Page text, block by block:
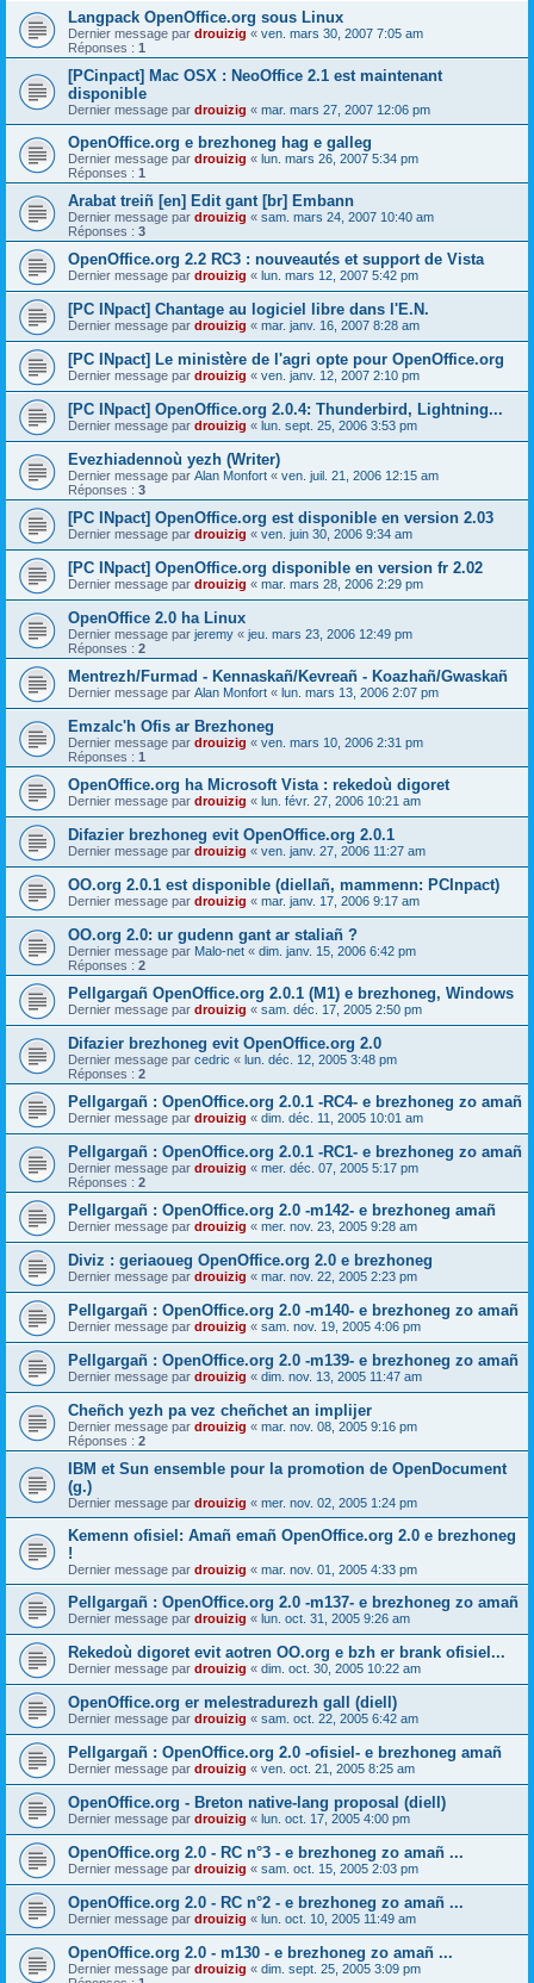
Langpack OpenOffice.org sous Linux
Dernier message par drouizig « ven. mars 30, 2007 7:05 am
Réponses : 1
[PCinpact] Mac OSX : NeoOffice 2.1 est maintenant
disponible
Dernier message par drouizig « mar. mars 27, 2007 12:06 pm
OpenOffice.org e brezhoneg hag e galleg
Dernier message par drouizig « lun. mars 26, 2007 5:34 pm
Réponses : 1
Arabat treiñ [en] Edit gant [br] Embann
Dernier message par drouizig « sam. mars 24, 2007 10:40 am
Réponses : 3
OpenOffice.org 2.2 RC3 : nouveautés et support de Vista
Dernier message par drouizig « lun. mars 12, 2007 5:42 pm
[PC INpact] Chantage au logiciel libre dans l'E.N.
Dernier message par drouizig « mar. janv. 16, 2007 8:28 am
[PC INpact] Le ministère de l'agri opte pour OpenOffice.org
Dernier message par drouizig « ven. janv. 12, 2007 2:10 pm
[PC INpact] OpenOffice.org 2.0.4: Thunderbird, Lightning...
Dernier message par drouizig « lun. sept. 25, 2006 3:53 pm
Evezhiadennoù yezh (Writer)
Dernier message par Alan Monfort « ven. juil. 21, 2006 12:15 am
Réponses : 3
[PC INpact] OpenOffice.org est disponible en version 2.03
Dernier message par drouizig « ven. juin 30, 2006 9:34 am
[PC INpact] OpenOffice.org disponible en version fr 2.02
Dernier message par drouizig « mar. mars 28, 2006 2:29 pm
OpenOffice 2.0 ha Linux
Dernier message par jeremy « jeu. mars 23, 2006 12:49 pm
Réponses : 2
Mentrezh/Furmad - Kennaskañ/Kevreañ - Koazhañ/Gwaskañ
Dernier message par Alan Monfort « lun. mars 13, 2006 2:07 pm
Emzalc'h Ofis ar Brezhoneg
Dernier message par drouizig « ven. mars 10, 2006 2:31 pm
Réponses : 1
OpenOffice.org ha Microsoft Vista : rekedoù digoret
Dernier message par drouizig « lun. févr. 27, 2006 10:21 am
Difazier brezhoneg evit OpenOffice.org 2.0.1
Dernier message par drouizig « ven. janv. 27, 2006 11:27 am
OO.org 2.0.1 est disponible (diellañ, mammenn: PCInpact)
Dernier message par drouizig « mar. janv. 17, 2006 9:17 am
OO.org 2.0: ur gudenn gant ar staliañ ?
Dernier message par Malo-net « dim. janv. 15, 2006 6:42 pm
Réponses : 2
Pellgargañ OpenOffice.org 2.0.1 (M1) e brezhoneg, Windows
Dernier message par drouizig « sam. déc. 17, 2005 2:50 pm
Difazier brezhoneg evit OpenOffice.org 2.0
Dernier message par cedric « lun. déc. 12, 2005 3:48 pm
Réponses : 2
Pellgargañ : OpenOffice.org 2.0.1 -RC4- e brezhoneg zo amañ
Dernier message par drouizig « dim. déc. 11, 2005 10:01 am
Pellgargañ : OpenOffice.org 2.0.1 -RC1- e brezhoneg zo amañ
Dernier message par drouizig « mer. déc. 07, 2005 5:17 pm
Réponses : 2
Pellgargañ : OpenOffice.org 2.0 -m142- e brezhoneg amañ
Dernier message par drouizig « mer. nov. 23, 2005 9:28 am
Diviz : geriaoueg OpenOffice.org 2.0 e brezhoneg
Dernier message par drouizig « mar. nov. 22, 2005 2:23 pm
Pellgargañ : OpenOffice.org 2.0 -m140- e brezhoneg zo amañ
Dernier message par drouizig « sam. nov. 19, 2005 4:06 pm
Pellgargañ : OpenOffice.org 2.0 -m139- e brezhoneg zo amañ
Dernier message par drouizig « dim. nov. 13, 2005 11:47 am
Cheñch yezh pa vez cheñchet an implijer
Dernier message par drouizig « mar. nov. 08, 2005 9:16 pm
Réponses : 2
IBM et Sun ensemble pour la promotion de OpenDocument
(g.)
Dernier message par drouizig « mer. nov. 02, 2005 1:24 pm
Kemenn ofisiel: Amañ emañ OpenOffice.org 2.0 e brezhoneg
!
Dernier message par drouizig « mar. nov. 01, 2005 4:33 pm
Pellgargañ : OpenOffice.org 2.0 -m137- e brezhoneg zo amañ
Dernier message par drouizig « lun. oct. 31, 2005 9:26 am
Rekedoù digoret evit aotren OO.org e bzh er brank ofisiel...
Dernier message par drouizig « dim. oct. 30, 2005 10:22 am
OpenOffice.org er melestradurezh gall (diell)
Dernier message par drouizig « sam. oct. 22, 2005 6:42 am
Pellgargañ : OpenOffice.org 2.0 -ofisiel- e brezhoneg amañ
Dernier message par drouizig « ven. oct. 21, 2005 8:25 am
OpenOffice.org - Breton native-lang proposal (diell)
Dernier message par drouizig « lun. oct. 17, 2005 4:00 pm
OpenOffice.org 2.0 - RC n°3 - e brezhoneg zo amañ ...
Dernier message par drouizig « sam. oct. 15, 2005 2:03 pm
OpenOffice.org 2.0 - RC n°2 - e brezhoneg zo amañ ...
Dernier message par drouizig « lun. oct. 10, 2005 11:49 am
OpenOffice.org 2.0 - m130 - e brezhoneg zo amañ ...
Dernier message par drouizig « dim. sept. 25, 2005 3:09 pm